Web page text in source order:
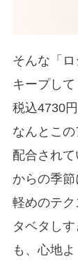
そんな「
キープし
税込4730
なんとこ
配合され
からの季節
軽めのテ
タベタし
も、心地